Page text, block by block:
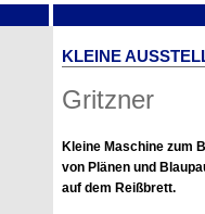
KLEINE
Gritzner
Kleine Maschine zum
von Plänen und
auf dem Reißbrett.